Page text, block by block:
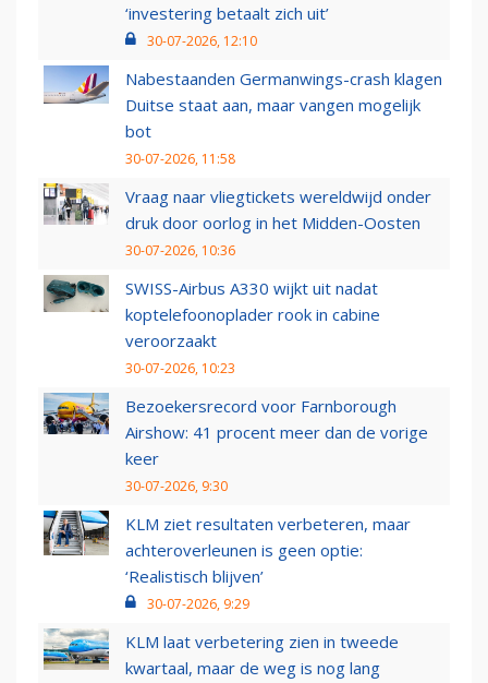
‘investering betaalt zich uit’
30-07-2026, 12:10
Nabestaanden Germanwings-crash klagen
Duitse staat aan, maar vangen mogelijk
bot
30-07-2026, 11:58
Vraag naar vliegtickets wereldwijd onder
druk door oorlog in het Midden-Oosten
30-07-2026, 10:36
SWISS-Airbus A330 wijkt uit nadat
koptelefoonoplader rook in cabine
veroorzaakt
30-07-2026, 10:23
Bezoekersrecord voor Farnborough
Airshow: 41 procent meer dan de vorige
keer
30-07-2026, 9:30
KLM ziet resultaten verbeteren, maar
achteroverleunen is geen optie:
‘Realistisch blijven’
30-07-2026, 9:29
KLM laat verbetering zien in tweede
kwartaal, maar de weg is nog lang